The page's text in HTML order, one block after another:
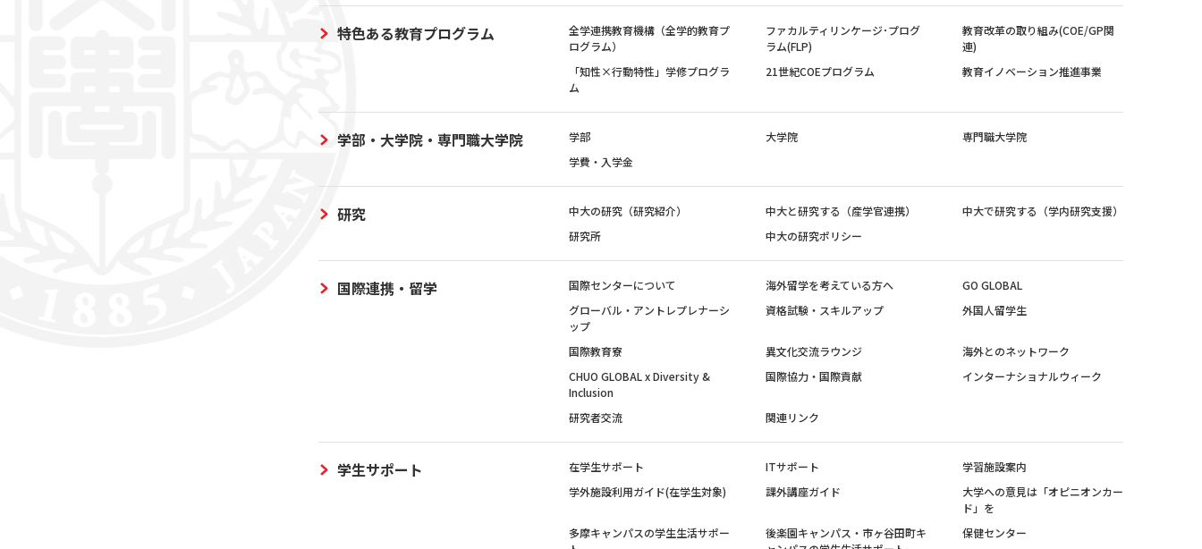
特色ある教育プログラム
全学連携教育機構（全学的教育プ
ログラム）
ファカルティリンケージ･プログ
ラム(FLP)
教育改革の取り組み(COE/GP関
連)
「知性×行動特性」学修プログラ
ム
21世紀COEプログラム 教育イノベーション推進事業
学部・大学院・専門職大学院 学部 大学院
専門職大学院
学費・入学金
研究 中大の研究（研究紹介） 中大と研究する（産学官連携）
中大で研究する（学内研究支援）
研究所
中大の研究ポリシー
国際連携・留学 国際センターについて 海外留学を考えている方へ
GO GLOBAL
グローバル・アントレプレナーシ
ップ
資格試験・スキルアップ 外国人留学生
国際教育寮 異文化交流ラウンジ
海外とのネットワーク
CHUO GLOBAL x Diversity &
Inclusion
国際協力・国際貢献 インターナショナルウィーク
研究者交流 関連リンク
学生サポート 在学生サポート ITサポート
学習施設案内
学外施設利用ガイド(在学生対象)
課外講座ガイド
大学への意見は「オピニオンカー
ド」を
多摩キャンパスの学生生活サポー
後楽園キャンパス・市ヶ谷田町キ
保健センター